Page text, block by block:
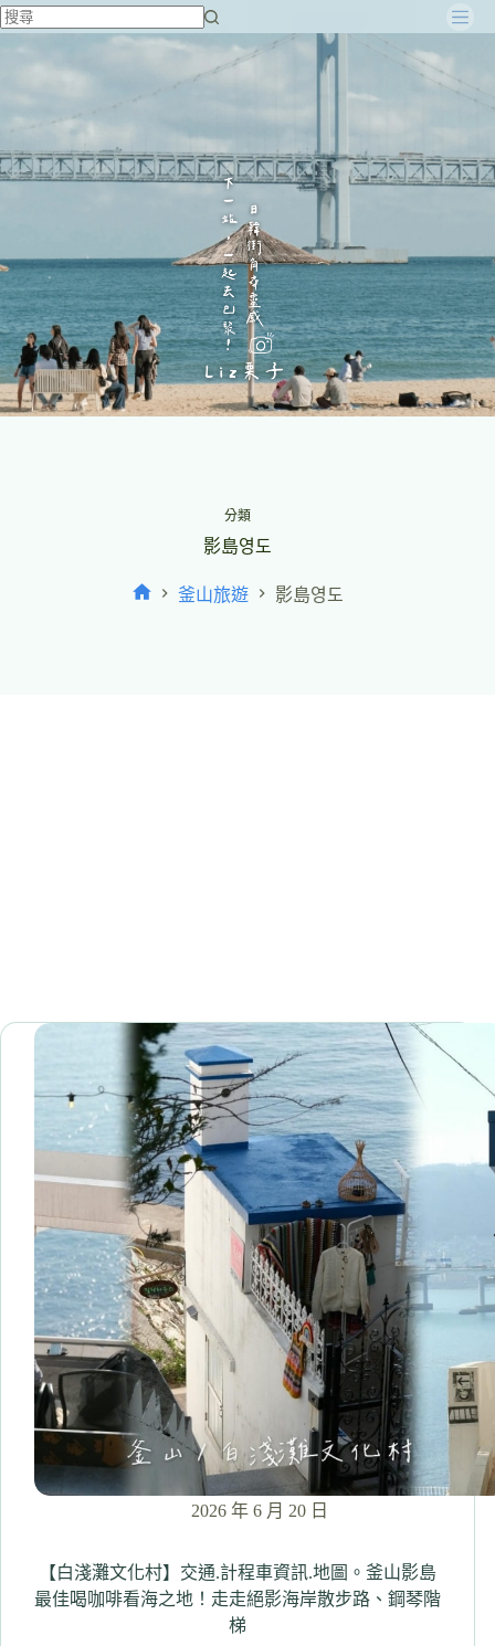
跳
容
分類
影島영도
釜山旅遊 影島영도
2026 年 6 月 20 日
【白淺灘文化村】交通.計程車資訊.地圖。釜山影島
最佳喝咖啡看海之地！走走絕影海岸散步路、鋼琴階
梯